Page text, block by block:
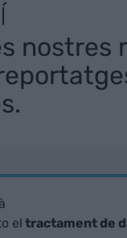
nostres
eltractament de